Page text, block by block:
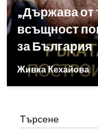
„Държава от
всъщност
за България
Живка Кехайова
Търсене